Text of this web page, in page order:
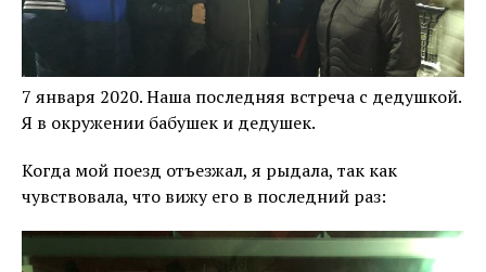
7 января 2020. Наша последняя встреча с дедушкой.
Я в окружении бабушек и дедушек.
Когда мой поезд отъезжал, я рыдала, так как
чувствовала, что вижу его в последний раз: